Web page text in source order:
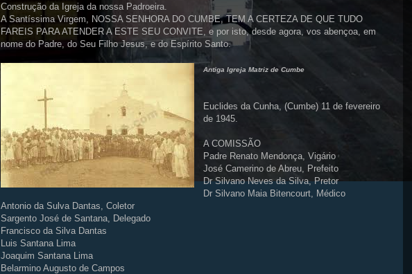
Construção da Igreja da nossa Padroeira.
A Santíssima Virgem, NOSSA SENHORA DO CUMBE, TEM A CERTEZA DE QUE TUDO
FAREIS PARA ATENDER A ESTE SEU CONVITE, e por isto, desde agora, vos abençoa, em
nome do Padre, do Seu Filho Jesus, e do Espírito Santo.
Antiga Igreja Matriz de Cumbe
Euclides da Cunha, (Cumbe) 11 de fevereiro
de 1945.
A COMISSÃO
Padre Renato Mendonça, Vigário
José Camerino de Abreu, Prefeito
Dr Silvano Neves da Silva, Pretor
Dr Silvano Maia Bitencourt, Médico
Antonio da Sulva Dantas, Coletor
Sargento José de Santana, Delegado
Francisco da Silva Dantas
Luis Santana Lima
Joaquim Santana Lima
Belarmino Augusto de Campos